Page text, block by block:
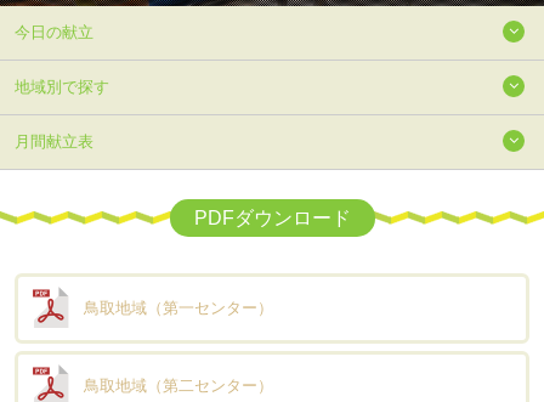
今日の献立
地域別で探す
月間献立表
PDFダウンロード
鳥取地域（第一センター）
鳥取地域（第二センター）